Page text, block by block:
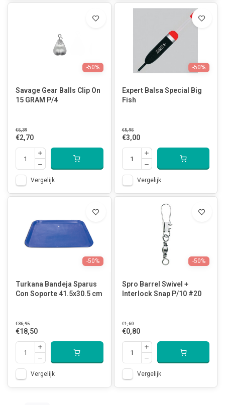
-50%
Savage Gear Balls Clip On
15 GRAM P/4
€5,39
€2,70
Vergelijk
-50%
Expert Balsa Special Big
Fish
€5,95
€3,00
Vergelijk
-50%
Turkana Bandeja Sparus
Con Soporte 41.5x30.5 cm
€36,95
€18,50
Vergelijk
-50%
Spro Barrel Swivel +
Interlock Snap P/10 #20
€1,60
€0,80
Vergelijk